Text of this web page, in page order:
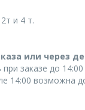
и 4 т.
или через
заказе до 14:00
14:00 возможна